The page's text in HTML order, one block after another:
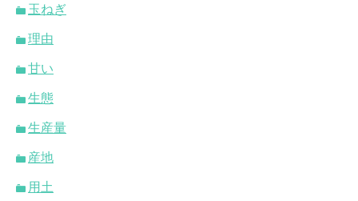
玉ねぎ
理由
甘い
生態
生産量
産地
用土